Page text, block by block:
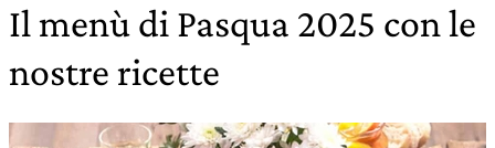
Il menù di Pasqua 2025 con le
nostre ricette